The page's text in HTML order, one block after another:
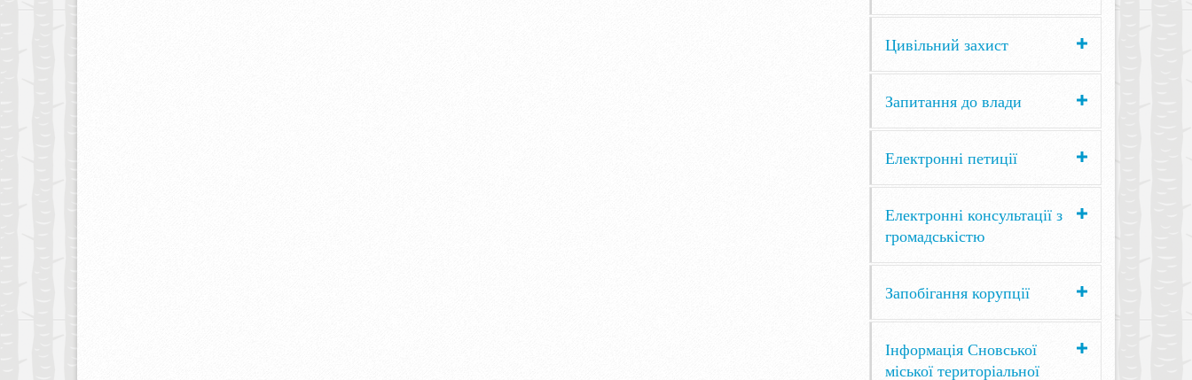
Цивільний захист
Запитання до влади
Електронні петиції
Електронні консультації з
громадськістю
Запобігання корупції
Інформація Сновської
міської територіальної